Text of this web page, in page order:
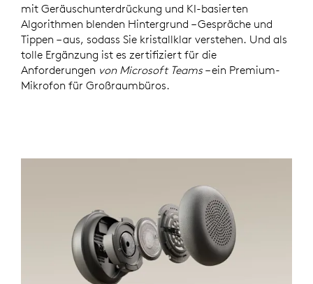
mit Geräuschunterdrückung und KI-basierten
Algorithmen blenden Hintergrund – Gespräche und
Tippen – aus, sodass Sie kristallklar verstehen. Und als
tolle Ergänzung ist es zertifiziert für die
Anforderungen von Microsoft Teams– ein Premium-
Mikrofon für Großraumbüros.